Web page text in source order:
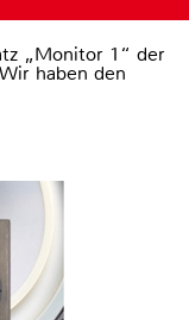
„Monitor 1“ der
haben den